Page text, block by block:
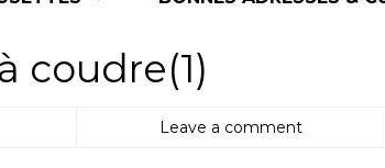
coudre(1)
Leave a comment